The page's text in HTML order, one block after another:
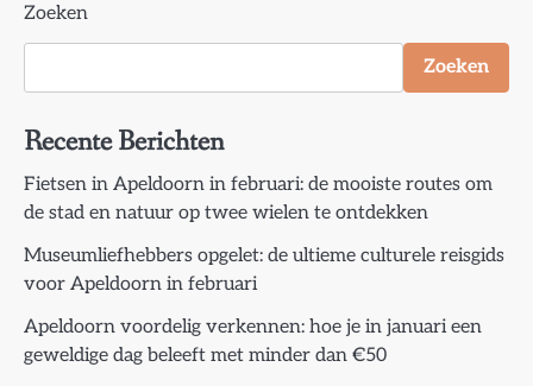
Zoeken
Zoeken
Recente Berichten
Fietsen in Apeldoorn in februari: de mooiste routes om
de stad en natuur op twee wielen te ontdekken
Museumliefhebbers opgelet: de ultieme culturele reisgids
voor Apeldoorn in februari
Apeldoorn voordelig verkennen: hoe je in januari een
geweldige dag beleeft met minder dan €50